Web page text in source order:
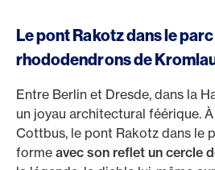
Le pont Rakotz dans le
rhododendrons de
Entre Berlin et Dresde, dans la
un joyau architectural féérique.
Cottbus, le pont Rakotz dans le
forme avec son reflet un cercle